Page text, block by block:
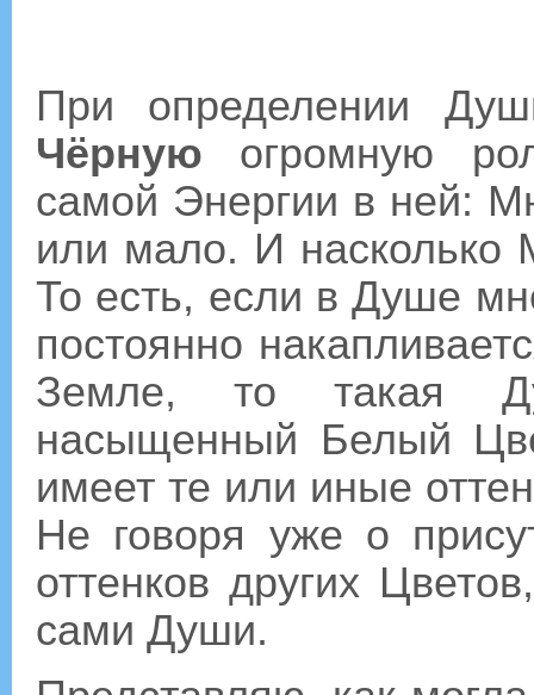
При определении
Чёрную огромную
самой Энергии в ней:
или мало. И
То есть, если в Душе
постоянно
Земле, то такая
насыщенный Белый
имеет те или иные
Не говоря уже о
оттенков других
сами Души.